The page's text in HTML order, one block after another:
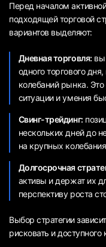
Перед началом
подходящей торговой
вариантов выделяют:
Дневная торговля: вы
одного торгового
колебаний рынка. Это
ситуации и умения
Свинг-трейдинг:
нескольких дней до
на крупных
Долгосрочная
активы и держат их
перспективу роста
Выбор стратегии
рисковать и доступного